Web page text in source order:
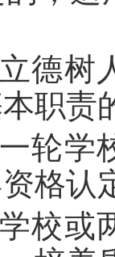
立德
职责
一轮
格认
学校